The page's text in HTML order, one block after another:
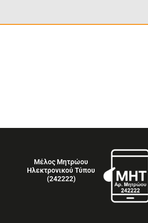
Μέλος Μητρώου
Ηλεκτρονικού Τύπου
(242222)